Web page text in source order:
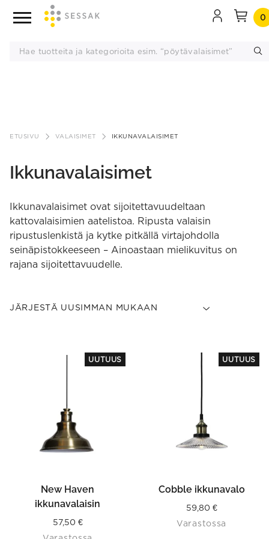
sisältöön
0
ETUSIVU VALAISIMET IKKUNAVALAISIMET
Ikkunavalaisimet
Ikkunavalaisimet ovat sijoitettavuudeltaan
kattovalaisimien aatelistoa. Ripusta valaisin
ripustuslenkistä ja kytke pitkällä virtajohdolla
seinäpistokkeeseen – Ainoastaan mielikuvitus on
rajana sijoitettavuudelle.
UUTUUS
New Haven
ikkunavalaisin
57,50 €
UUTUUS
Cobble ikkunavalo
59,80 €
Varastossa